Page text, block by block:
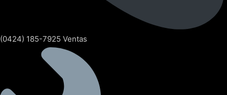
(0424) 185-7925 Ventas